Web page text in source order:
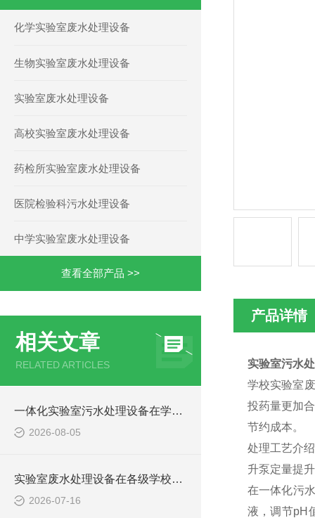
化学实验室废水处理设备
生物实验室废水处理设备
实验室废水处理设备
高校实验室废水处理设备
药检所实验室废水处理设备
医院检验科污水处理设备
中学实验室废水处理设备
查看全部产品 >>
相关文章
RELATED ARTICLES
一体化实验室污水处理设备在学校化学实验室的应用
2026-08-05
实验室废水处理设备在各级学校的应用
2026-07-16
产品详情
实验室污水
学校实验室
投药量更加
节约成本。
处理工艺介
升泵定量提
在一体化污
液，调节pH